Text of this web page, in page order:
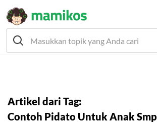
Artikel dari Tag:
Contoh Pidato Untuk Anak Smp